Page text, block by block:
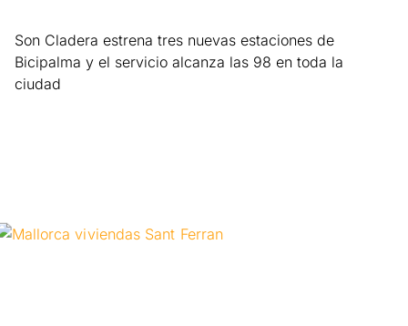
Son Cladera estrena tres nuevas estaciones de
Bicipalma y el servicio alcanza las 98 en toda la
ciudad